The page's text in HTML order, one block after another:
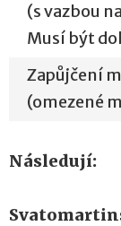
(s vazbou
Musí být
Zapůjčení
(omezené
Následují: